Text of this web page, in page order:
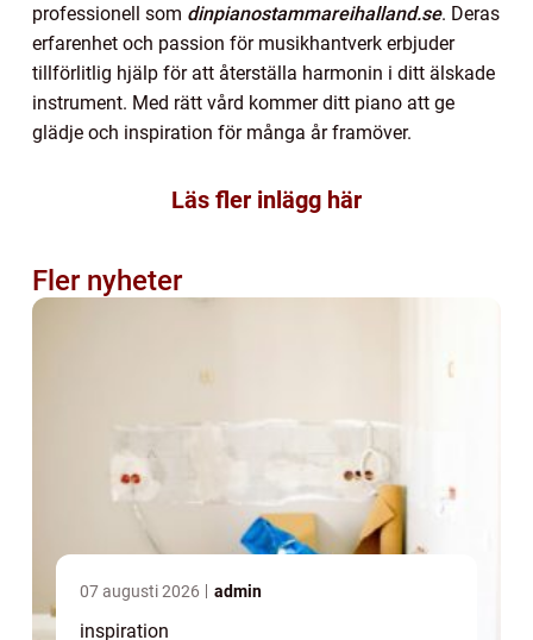
professionell som dinpianostammareihalland.se. Deras
erfarenhet och passion för musikhantverk erbjuder
tillförlitlig hjälp för att återställa harmonin i ditt älskade
instrument. Med rätt vård kommer ditt piano att ge
glädje och inspiration för många år framöver.
Läs fler inlägg här
Fler nyheter
07 augusti 2026 admin
inspiration